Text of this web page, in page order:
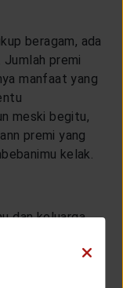
beragam, ada
Jumlah premi
manfaat yang
meski begitu,
premi yang
kelak.
keluarga
biasanya